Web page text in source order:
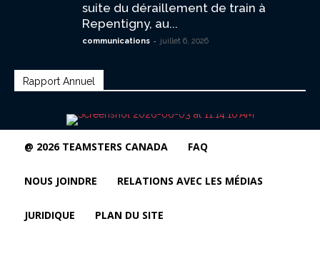
suite du déraillement de train à
Repentigny, au...
communications - juillet 6, 2026
Rapport Annuel
@ 2026 TEAMSTERS CANADA FAQ
NOUS JOINDRE RELATIONS AVEC LES MÉDIAS
JURIDIQUE PLAN DU SITE